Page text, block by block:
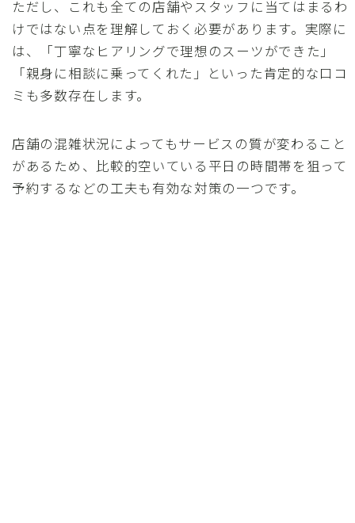
ただし、これも全ての店舗やスタッフに当てはまるわ
けではない点を理解しておく必要があります。実際に
は、「丁寧なヒアリングで理想のスーツができた」
「親身に相談に乗ってくれた」といった肯定的な口コ
ミも多数存在します。
店舗の混雑状況によってもサービスの質が変わること
があるため、比較的空いている平日の時間帯を狙って
予約するなどの工夫も有効な対策の一つです。